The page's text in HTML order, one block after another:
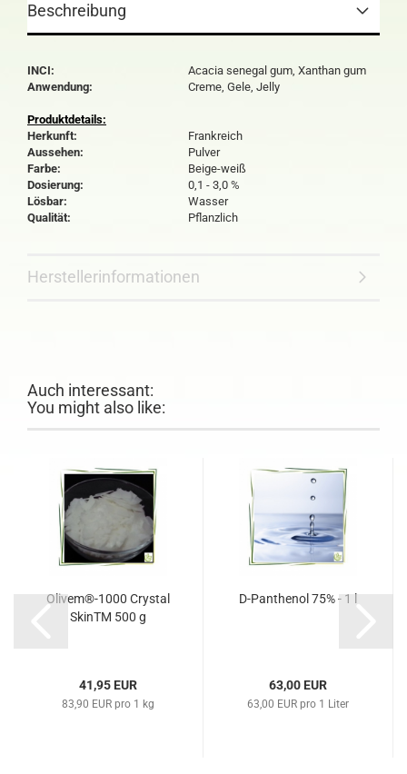
Beschreibung
INCI:
Acacia senegal gum, Xanthan gum
Anwendung:
Creme, Gele, Jelly
Produktdetails:
Herkunft:
Frankreich
Aussehen:
Pulver
Farbe:
Beige-weiß
Dosierung:
0,1 - 3,0 %
Lösbar:
Wasser
Qualität:
Pflanzlich
Herstellerinformationen
Auch interessant:
You might also like:
Olivem®-1000 Crystal
SkinTM 500 g
41,95 EUR
83,90 EUR pro 1 kg
D-Panthenol 75% - 1 l
63,00 EUR
63,00 EUR pro 1 Liter